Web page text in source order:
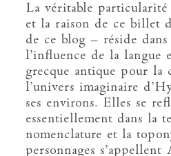
La véritable
et la raison de ce billet
de ce blog – réside
l’influence de la langue
grecque antique pour la
l’univers imaginaire
ses environs. Elles se
essentiellement dans la
nomenclature et la
personnages s’appellent